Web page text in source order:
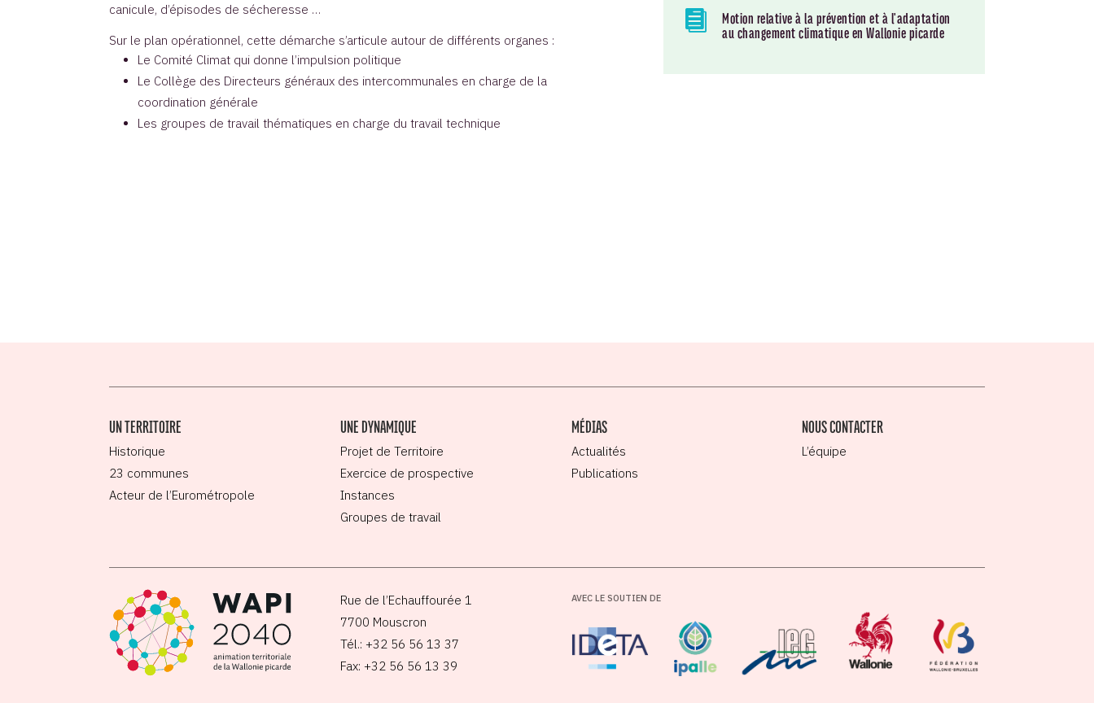
canicule, d’épisodes de sécheresse …
Sur le plan opérationnel, cette démarche s’articule autour de différents organes :
Le Comité Climat qui donne l’impulsion politique
Le Collège des Directeurs généraux des intercommunales en charge de la
coordination générale
Les groupes de travail thématiques en charge du travail technique

Motion relative à la prévention et à l'adaptation
au changement climatique en Wallonie picarde
UN TERRITOIRE
Historique
23 communes
Acteur de l’Eurométropole
UNE DYNAMIQUE
Projet de Territoire
Exercice de prospective
Instances
Groupes de travail
MÉDIAS
Actualités
Publications
NOUS CONTACTER
L’équipe
Rue de l’Echauffourée 1
7700 Mouscron
Tél.: +32 56 56 13 37
Fax: +32 56 56 13 39
AVEC LE SOUTIEN DE